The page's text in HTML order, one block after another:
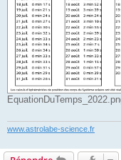
www.astrolabe-science.fr